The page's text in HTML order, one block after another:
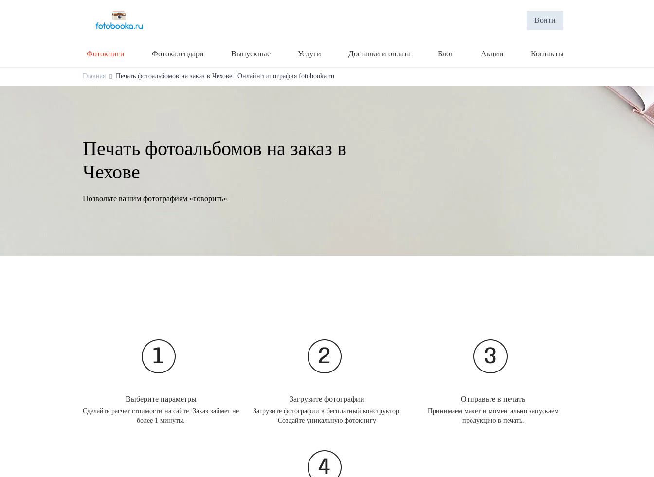
Войти
Фотокниги Фотокалендари Выпускные Услуги Доставки и оплата Блог Акции Контакты
Главная Печать фотоальбомов на заказ в Чехове | Онлайн типография fotobooka.ru
Печать фотоальбомов на заказ в
Чехове
Позвольте вашим фотографиям «говорить»
Выберите параметры
Сделайте расчет стоимости на сайте. Заказ займет не
более 1 минуты.
Загрузите фотографии
Загрузите фотографии в бесплатный конструктор.
Создайте уникальную фотокнигу
Отправьте в печать
Принимаем макет и моментально запускаем
продукцию в печать.